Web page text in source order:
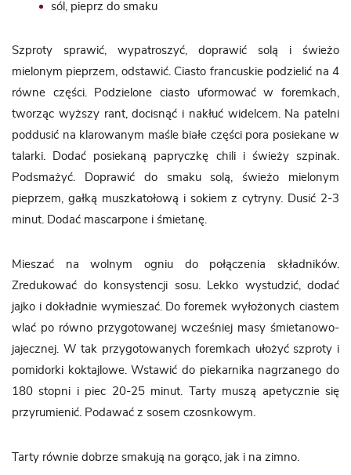
sól, pieprz do smaku
Szproty sprawić, wypatroszyć, doprawić solą i świeżo
mielonym pieprzem, odstawić. Ciasto francuskie podzielić na 4
równe części. Podzielone ciasto uformować w foremkach,
tworząc wyższy rant, docisnąć i nakłuć widelcem. Na patelni
poddusić na klarowanym maśle białe części pora posiekane w
talarki. Dodać posiekaną papryczkę chili i świeży szpinak.
Podsmażyć. Doprawić do smaku solą, świeżo mielonym
pieprzem, gałką muszkatołową i sokiem z cytryny. Dusić 2-3
minut. Dodać mascarpone i śmietanę.
Mieszać na wolnym ogniu do połączenia składników.
Zredukować do konsystencji sosu. Lekko wystudzić, dodać
jajko i dokładnie wymieszać. Do foremek wyłożonych ciastem
wlać po równo przygotowanej wcześniej masy śmietanowo-
jajecznej. W tak przygotowanych foremkach ułożyć szproty i
pomidorki koktajlowe. Wstawić do piekarnika nagrzanego do
180 stopni i piec 20-25 minut. Tarty muszą apetycznie się
przyrumienić. Podawać z sosem czosnkowym.
Tarty równie dobrze smakują na gorąco, jak i na zimno.